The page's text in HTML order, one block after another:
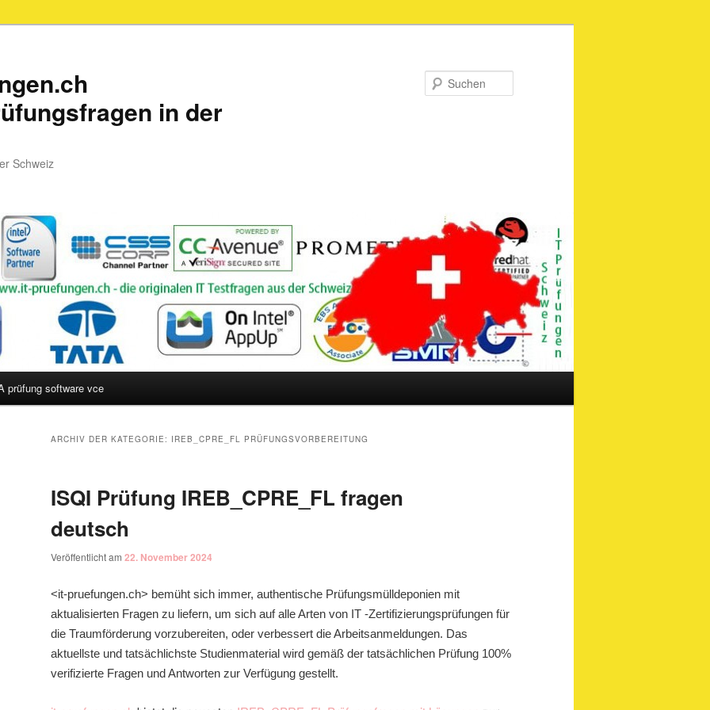
in der
Schweiz
prüfung software vce
ARCHIV DER KATEGORIE: IREB_CPRE_FL PRÜFUNGSVORBEREITUNG
ISQI Prüfung IREB_CPRE_FL fragen
deutsch
Veröffentlicht am 22. November 2024
<it-pruefungen.ch> bemüht sich immer, authentische Prüfungsmülldeponien mit
aktualisierten Fragen zu liefern, um sich auf alle Arten von IT -Zertifizierungsprüfungen für
die Traumförderung vorzubereiten, oder verbessert die Arbeitsanmeldungen. Das
aktuellste und tatsächlichste Studienmaterial wird gemäß der tatsächlichen Prüfung 100%
verifizierte Fragen und Antworten zur Verfügung gestellt.